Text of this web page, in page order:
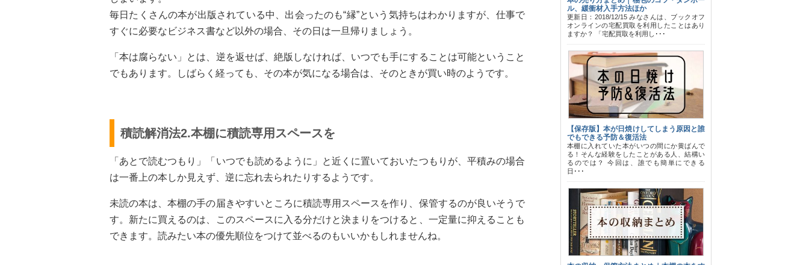
毎日たくさんの本が出版されている中、出会ったのも“縁”という気持ちはわかりますが、仕事で
すぐに必要なビジネス書など以外の場合、その日は一旦帰りましょう。
「本は腐らない」とは、逆を返せば、絶版しなければ、いつでも手にすることは可能ということ
でもあります。しばらく経っても、その本が気になる場合は、そのときが買い時のようです。
積読解消法2.本棚に積読専用スペースを
「あとで読むつもり」「いつでも読めるように」と近くに置いておいたつもりが、平積みの場合
は一番上の本しか見えず、逆に忘れ去られたりするようです。
未読の本は、本棚の手の届きやすいところに積読専用スペースを作り、保管するのが良いそうで
す。新たに買えるのは、このスペースに入る分だけと決まりをつけると、一定量に抑えることも
できます。読みたい本の優先順位をつけて並べるのもいいかもしれませんね。
ル、緩衝材入手方法ほか
更新日：2018/12/15 みなさんは、ブックオフ
オンラインの宅配買取を利用したことはあり
ますか？ 「宅配買取を利用し･･･
【保存版】本が日焼けしてしまう原因と誰
でもできる予防＆復活法
本棚に入れていた本がいつの間にか黄ばんで
る！そんな経験をしたことがある人、結構い
るのでは？ 今回は、誰でも簡単にできる
日･･･